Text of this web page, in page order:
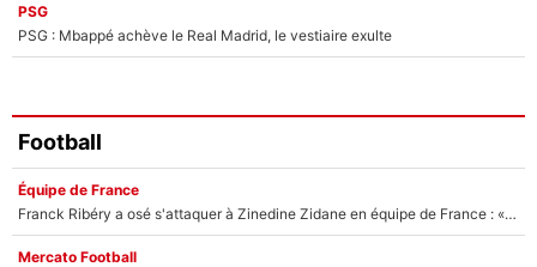
PSG
PSG : Mbappé achève le Real Madrid, le vestiaire exulte
Football
Équipe de France
Franck Ribéry a osé s'attaquer à Zinedine Zidane en équipe de France : «Je n'aurais jamais fait ça»
Mercato Football